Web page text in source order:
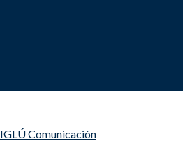
IGLÚ Comunicación